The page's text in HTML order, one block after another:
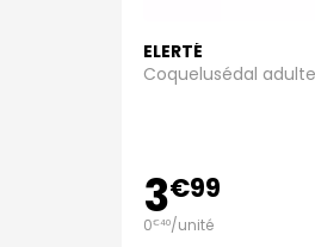
ELERTÉ
Coquelusédal
3€99
0€40/unité